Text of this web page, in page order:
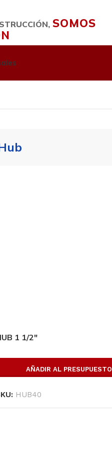
SOMOS
1 1/2″
AÑADIR AL PRESUPUESTO
HUB40